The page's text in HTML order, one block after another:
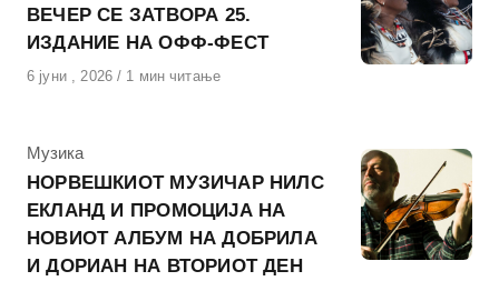
ВЕЧЕР СЕ ЗАТВОРА 25.
ИЗДАНИЕ НА ОФФ-ФЕСТ
Објавено
6 јуни , 2026 1 мин читање
КАтегорија
Музика
НОРВЕШКИОТ МУЗИЧАР НИЛС
ЕКЛАНД И ПРОМОЦИЈА НА
НОВИОТ АЛБУМ НА ДОБРИЛА
И ДОРИАН НА ВТОРИОТ ДЕН